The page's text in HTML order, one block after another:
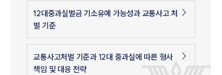
12대중과실벌금 기소유예 가능성과 교통사고 처
벌 기준
교통사고처벌 기준과 12대 중과실에 따른 형사
책임 및 대응 전략